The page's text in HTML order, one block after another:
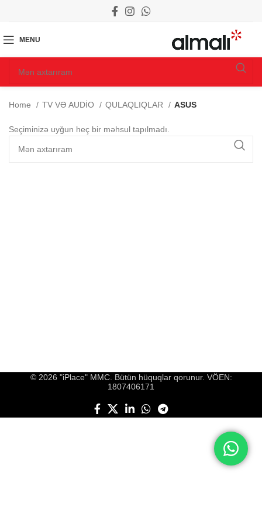
MENU
Home TV VƏ AUDİO QULAQLIQLAR ASUS
Seçiminizə uyğun heç bir məhsul tapılmadı.
© 2026 "iPlace" MMC. Bütün hüquqlar qorunur. VÖEN:
1807406171